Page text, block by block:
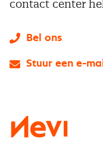
contact center
Bel ons
Stuur een e-